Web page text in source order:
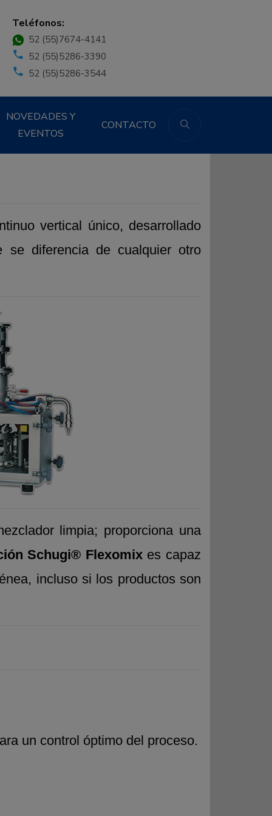
Teléfonos:
52 (55)7674-4141
52 (55)5286-3390
52 (55)5286-3544
NOVEDADES Y
EVENTOS
CONTACTO
vertical único, desarrollado
se diferencia de cualquier otro
limpia; proporciona una
Schugi® Flexomixes capaz
incluso si los productos son
un control óptimo del proceso.